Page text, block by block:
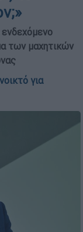
των μαχητικών
για